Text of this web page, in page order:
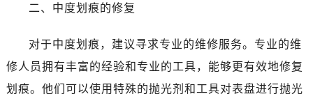
二、中度划痕的修复
对于中度划痕，建议寻求专业的维修服务。专业的维
修人员拥有丰富的经验和专业的工具，能够更有效地修复
划痕。他们可以使用特殊的抛光剂和工具对表盘进行抛光